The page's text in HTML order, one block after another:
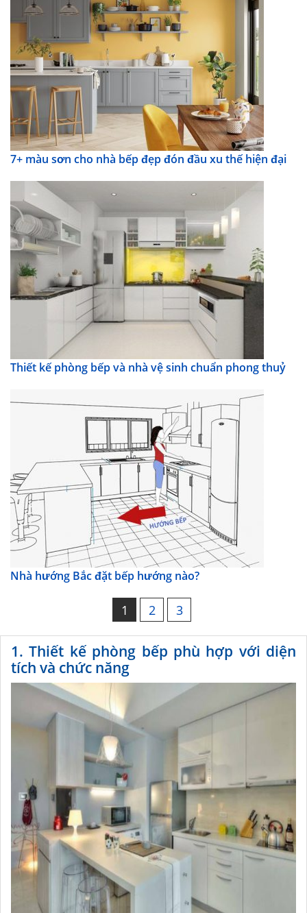
7+ màu sơn cho nhà bếp đẹp đón đầu xu thế hiện đại
Thiết kế phòng bếp và nhà vệ sinh chuẩn phong thuỷ
Nhà hướng Bắc đặt bếp hướng nào?
1 2 3
1. Thiết kế phòng bếp phù hợp với diện
tích và chức năng